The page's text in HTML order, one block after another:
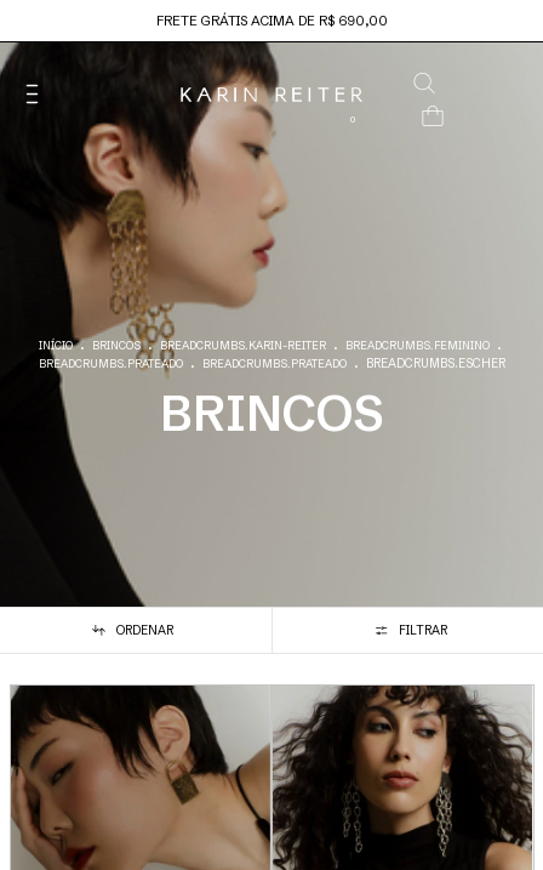
FRETE GRÁTIS ACIMA DE R$ 690,00
0
INÍCIO . BRINCOS . BREADCRUMBS.KARIN-REITER . BREADCRUMBS.FEMININO .
BREADCRUMBS.PRATEADO . BREADCRUMBS.PRATEADO . BREADCRUMBS.ESCHER
BRINCOS
ORDENAR FILTRAR